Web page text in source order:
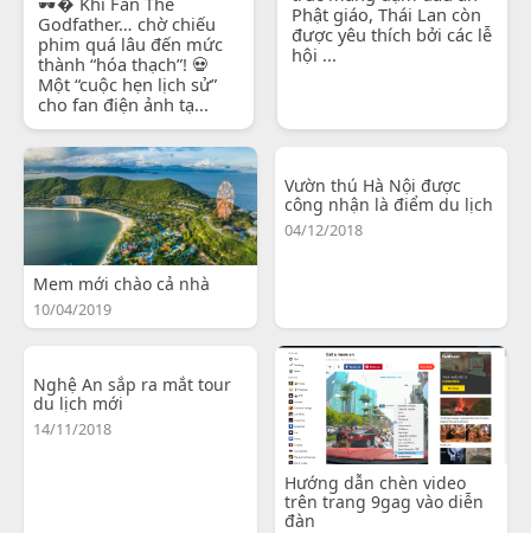
Godfather… chờ chiếu
phim quá lâu đến mức
thành “hóa thạch”! 💀
Một “cuộc hẹn lịch sử”
cho fan điện ảnh tạ...
Phật giáo, Thái Lan còn
được yêu thích bởi các lễ
hội ...
Mem mới chào cả nhà
10/04/2019
Vườn thú Hà Nội được
công nhận là điểm du lịch
04/12/2018
Nghệ An sắp ra mắt tour
du lịch mới
14/11/2018
Hướng dẫn chèn video
trên trang 9gag vào diễn
đàn